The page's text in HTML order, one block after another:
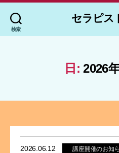
検索
セラピス
日: 2026
2026.06.12 講座開催のお知